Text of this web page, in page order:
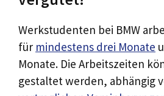
Werkstudenten bei BMW
für mindestens drei Monate
Monate. Die Arbeitszeiten
gestaltet werden, abhängig